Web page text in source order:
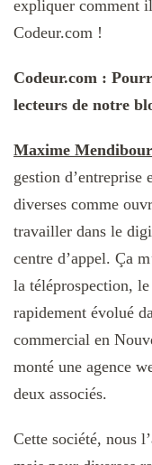
expliquer comment
Codeur.com !
Codeur.com :
lecteurs de notre
Maxime
gestion d’entreprise
diverses comme
travailler dans le
centre d’appel. Ça
la téléprospection,
rapidement évolué
commercial en
monté une agence
deux associés.
Cette société, nous